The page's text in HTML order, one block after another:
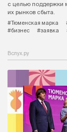
с целью поддержки
их рынков сбыта.
#Тюменская марка
#бизнес
#заявка
Вслух.ру